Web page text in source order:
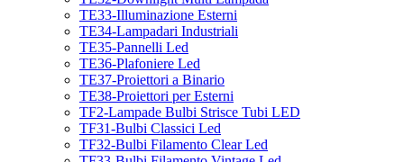
TE33-Illuminazione Esterni
TE34-Lampadari Industriali
TE35-Pannelli Led
TE36-Plafoniere Led
TE37-Proiettori a Binario
TE38-Proiettori per Esterni
TF2-Lampade Bulbi Strisce Tubi LED
TF31-Bulbi Classici Led
TF32-Bulbi Filamento Clear Led